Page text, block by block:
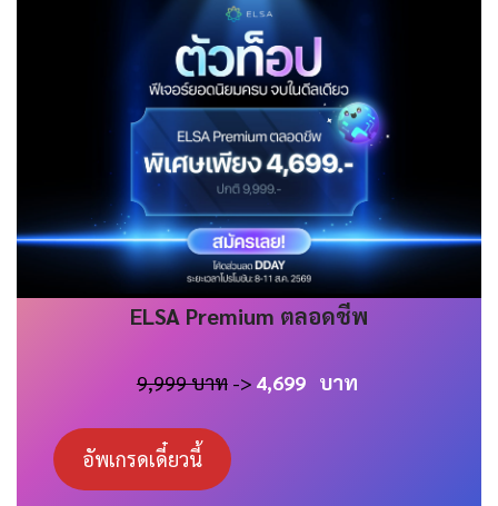
ELSA Premium ตลอดชีพ
9,999 บาท-> 4,699 บาท
อัพเกรดเดี๋ยวนี้